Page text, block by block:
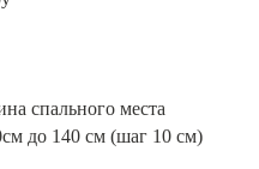
спального места
до 140 см (шаг 10 см)